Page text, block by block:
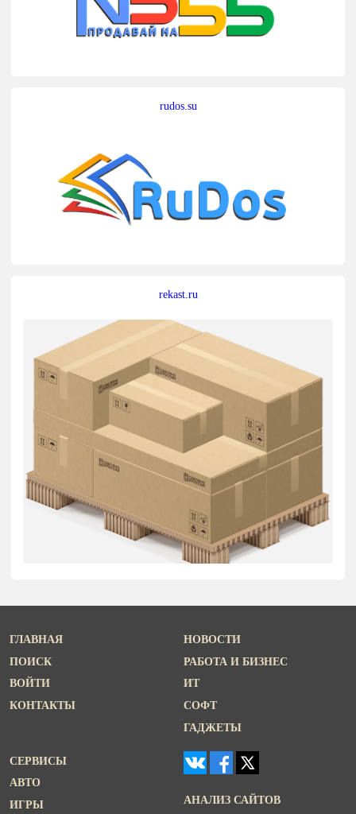
rudos.su
rekast.ru
ГЛАВНАЯ
ПОИСК
ВОЙТИ
КОНТАКТЫ
НОВОСТИ
РАБОТА И БИЗНЕС
ИТ
СОФТ
ГАДЖЕТЫ
СЕРВИСЫ
АВТО
ИГРЫ
АНАЛИЗ САЙТОВ